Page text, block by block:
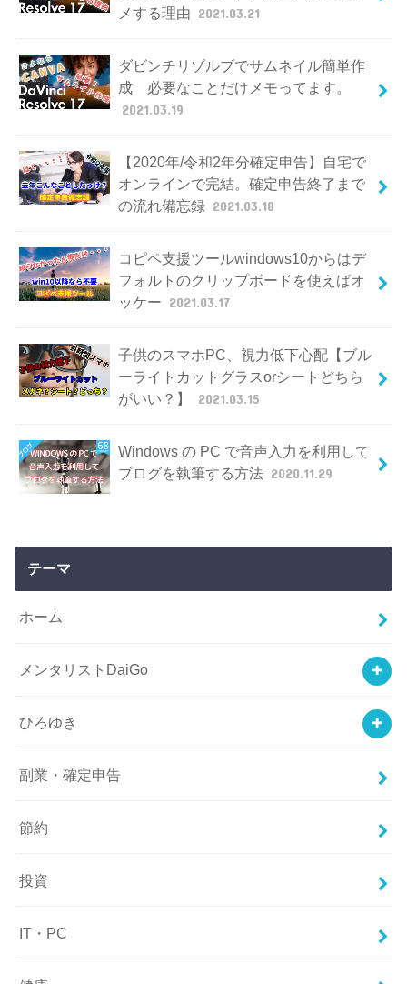
メする理由 2021.03.21
ダビンチリゾルブでサムネイル簡単作
成 必要なことだけメモってます。
2021.03.19
【2020年/令和2年分確定申告】自宅で
オンラインで完結。確定申告終了まで
の流れ備忘録 2021.03.18
コピペ支援ツールwindows10からはデ
フォルトのクリップボードを使えばオ
ッケー 2021.03.17
子供のスマホPC、視力低下心配【ブル
ーライトカットグラスorシートどちら
がいい？】
2021.03.15
Windows の PC で音声入力を利用して
ブログを執筆する方法 2020.11.29
テーマ
ホーム
メンタリストDaiGo
ひろゆき
副業・確定申告
節約
投資
IT・PC